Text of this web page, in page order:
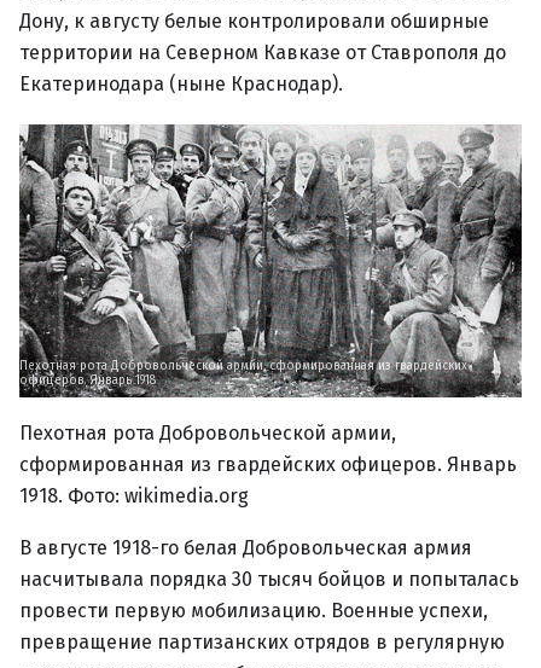
Дону, к августу белые контролировали обширные
территории на Северном Кавказе от Ставрополя до
Екатеринодара (ныне Краснодар).
Пехотная рота Добровольческой армии, сформированная из гвардейских
офицеров. Январь 1918
Пехотная рота Добровольческой армии,
сформированная из гвардейских офицеров. Январь
1918. Фото: wikimedia.org
В августе 1918-го белая Добровольческая армия
насчитывала порядка 30 тысяч бойцов и попыталась
провести первую мобилизацию. Военные успехи,
превращение партизанских отрядов в регулярную